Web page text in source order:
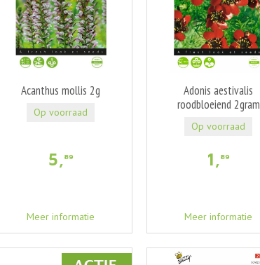
Acanthus mollis 2g
5,89
Meer informatie
Op voorraad
Adonis aestivalis
roodbloeiend 2gram
1,89
Meer informatie
Op voorraad